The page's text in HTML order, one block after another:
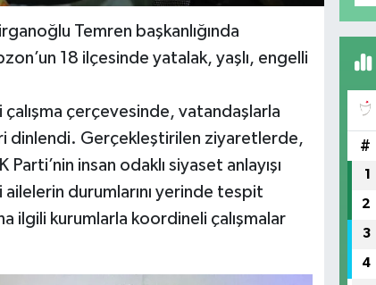
Temren başkanlığında
18 ilçesinde yatalak, yaşlı, engelli
çerçevesinde, vatandaşlarla
dinlendi. Gerçekleştirilen ziyaretlerde,
insan odaklı siyaset anlayışı
durumlarını yerinde tespit
ilgili kurumlarla koordineli çalışmalar
#
1
2
3
4